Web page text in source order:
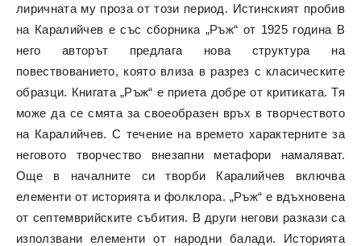
лиричната му проза от този период. Истинският пробив
на Каралийчев е със сборника „Ръж“ от 1925 година В
него авторът предлага нова структура на
повествованието, която влиза в разрез с класическите
образци. Книгата „Ръж“ е приета добре от критиката. Тя
може да се смята за своеобразен връх в творчеството
на Каралийчев. С течение на времето характерните за
неговото творчество внезапни метафори намаляват.
Още в началните си творби Каралийчев включва
елементи от историята и фолклора. „Ръж“ е вдъхновена
от септемврийските събития. В други негови разкази са
използвани елементи от народни балади. Историята